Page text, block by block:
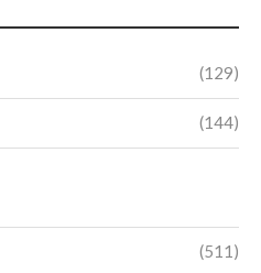
(129)
(144)
(511)